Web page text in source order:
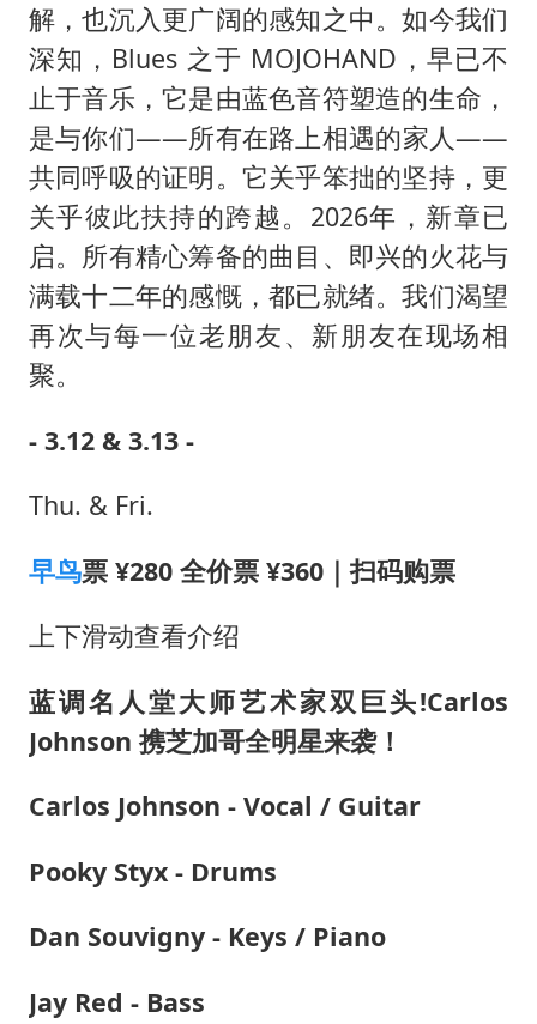
解，也沉入更广阔的感知之中。如今我们
深知，Blues 之于 MOJOHAND，早已不
止于音乐，它是由蓝色音符塑造的生命，
是与你们——所有在路上相遇的家人——
共同呼吸的证明。它关乎笨拙的坚持，更
关乎彼此扶持的跨越。2026年，新章已
启。所有精心筹备的曲目、即兴的火花与
满载十二年的感慨，都已就绪。我们渴望
再次与每一位老朋友、新朋友在现场相
聚。
- 3.12 & 3.13 -
Thu. & Fri.
早鸟票 ¥280 全价票 ¥360｜扫码购票
上下滑动查看介绍
蓝调名人堂大师艺术家双巨头!Carlos
Johnson 携芝加哥全明星来袭！
Carlos Johnson - Vocal / Guitar
Pooky Styx - Drums
Dan Souvigny - Keys / Piano
Jay Red - Bass